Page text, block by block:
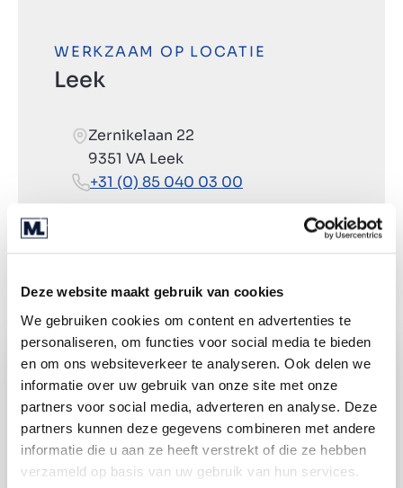
Deze website maakt gebruik van cookies
We gebruiken cookies om content en advertenties te
personaliseren, om functies voor social media te bieden
en om ons websiteverkeer te analyseren. Ook delen we
informatie over uw gebruik van onze site met onze
partners voor social media, adverteren en analyse. Deze
partners kunnen deze gegevens combineren met andere
informatie die u aan ze heeft verstrekt of die ze hebben
verzameld op basis van uw gebruik van hun services.
WERKZAAM OP LOCATIE
Leek
Zernikelaan 22
9351 VA Leek
+31 (0) 85 040 03 00